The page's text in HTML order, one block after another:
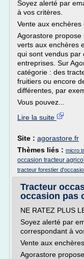
Soyez alerté par
à vos critères.
Vente aux
Agorastore
verts aux enchères
qui sont vendus par
entreprises. Sur
catégorie : des
fruitiers ou encore
différentes, par
Vous pouvez...
Lire la suite
Site : agorastore.fr
Thèmes liés : micro
occasion tracteur
tracteur forestier
Tracteur
occasion pas
NE RATEZ PLUS
Soyez alerté par
correspondant à
Vente aux
Agorastore